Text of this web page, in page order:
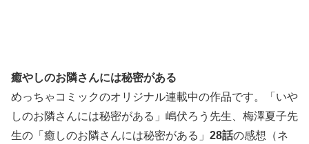
癒やしのお隣さんには秘密がある
めっちゃコミックのオリジナル連載中の作品です。「いや
しのお隣さんには秘密がある」嶋伏ろう先生、梅澤夏子先
生の「癒しのお隣さんには秘密がある」 28話の感想（ネ